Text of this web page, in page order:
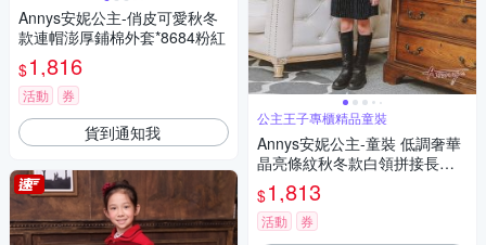
Annys安妮公主-俏皮可愛秋冬
款連帽澎厚鋪棉外套*8684粉紅
$1,816
活動 券
貨到通知我
公主王子專櫃精品童裝
Annys安妮公主-童裝 低調奢華
晶亮條紋秋冬款白領拼接長袖
洋裝*2217藍色
$1,813
活動 券